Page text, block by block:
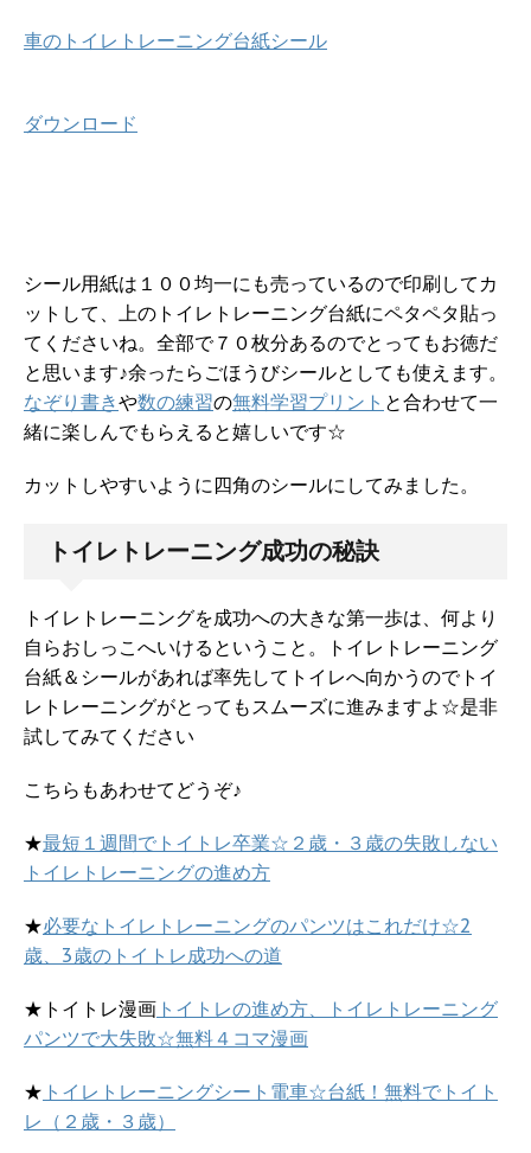
車のトイレトレーニング台紙シール
ダウンロード
シール用紙は１００均一にも売っているので印刷してカ
ットして、上のトイレトレーニング台紙にペタペタ貼っ
てくださいね。全部で７０枚分あるのでとってもお徳だ
と思います♪余ったらごほうびシールとしても使えます。
なぞり書きや数の練習の無料学習プリント と合わせて一
緒に楽しんでもらえると嬉しいです☆
カットしやすいように四角のシールにしてみました。
トイレトレーニング成功の秘訣
トイレトレーニングを成功への大きな第一歩は、何より
自らおしっこへいけるということ。トイレトレーニング
台紙＆シールがあれば率先してトイレへ向かうのでトイ
レトレーニングがとってもスムーズに進みますよ☆是非
試してみてください
こちらもあわせてどうぞ♪
★最短１週間でトイトレ卒業☆２歳・３歳の失敗しない
トイレトレーニングの進め方
★必要なトイレトレーニングのパンツはこれだけ☆2
歳、3歳のトイトレ成功への道
★トイトレ漫画 トイトレの進め方、トイレトレーニング
パンツで大失敗☆無料４コマ漫画
★ トイレトレーニングシート電車☆台紙！無料でトイト
レ（２歳・３歳）